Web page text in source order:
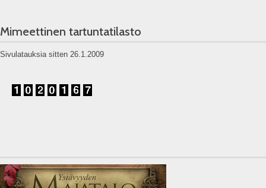
Mimeettinen tartuntatilasto
Sivulatauksia sitten 26.1.2009